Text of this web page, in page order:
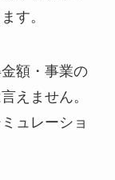
す。
額・事業の
えません。
ュレーショ